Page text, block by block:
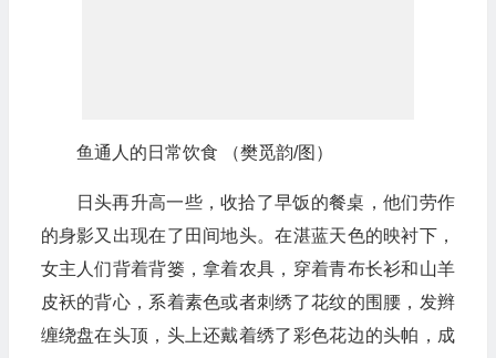
鱼通人的日常饮食 （樊觅韵/图）
日头再升高一些，收拾了早饭的餐桌，他们劳作
的身影又出现在了田间地头。在湛蓝天色的映衬下，
女主人们背着背篓，拿着农具，穿着青布长衫和山羊
皮袄的背心，系着素色或者刺绣了花纹的围腰，发辫
缠绕盘在头顶，头上还戴着绣了彩色花边的头帕，成